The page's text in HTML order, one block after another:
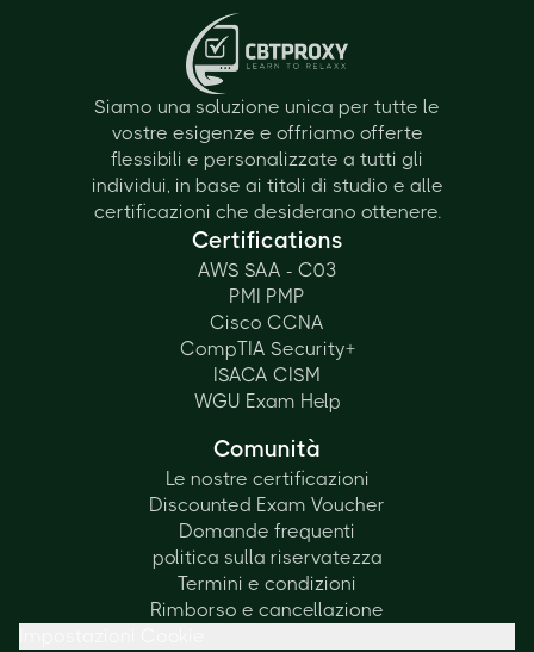
Siamo una soluzione unica per tutte le
vostre esigenze e offriamo offerte
flessibili e personalizzate a tutti gli
individui, in base ai titoli di studio e alle
certificazioni che desiderano ottenere.
Certifications
AWS SAA - C03
PMI PMP
Cisco CCNA
CompTIA Security+
ISACA CISM
WGU Exam Help
Comunità
Le nostre certificazioni
Discounted Exam Voucher
Domande frequenti
politica sulla riservatezza
Termini e condizioni
Rimborso e cancellazione